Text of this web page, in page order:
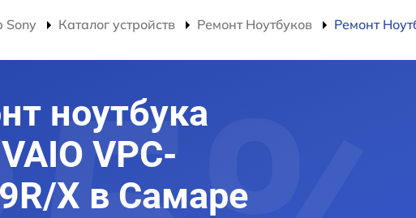
Sony Каталог устройств Ремонт Ноутбуков Ремонт
ноутбука
VPC-
X в Самаре